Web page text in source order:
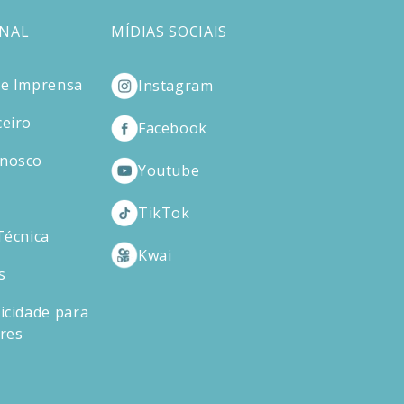
Imprensa
para
MÍDIAS SOCIAIS
Instagram
Facebook
Youtube
TikTok
Kwai